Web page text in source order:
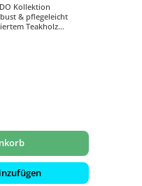
Kollektion
& pflegeleicht
Teakholz